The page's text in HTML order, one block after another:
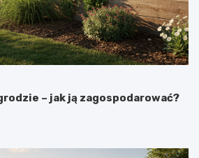
– jak ją zagospodarować?